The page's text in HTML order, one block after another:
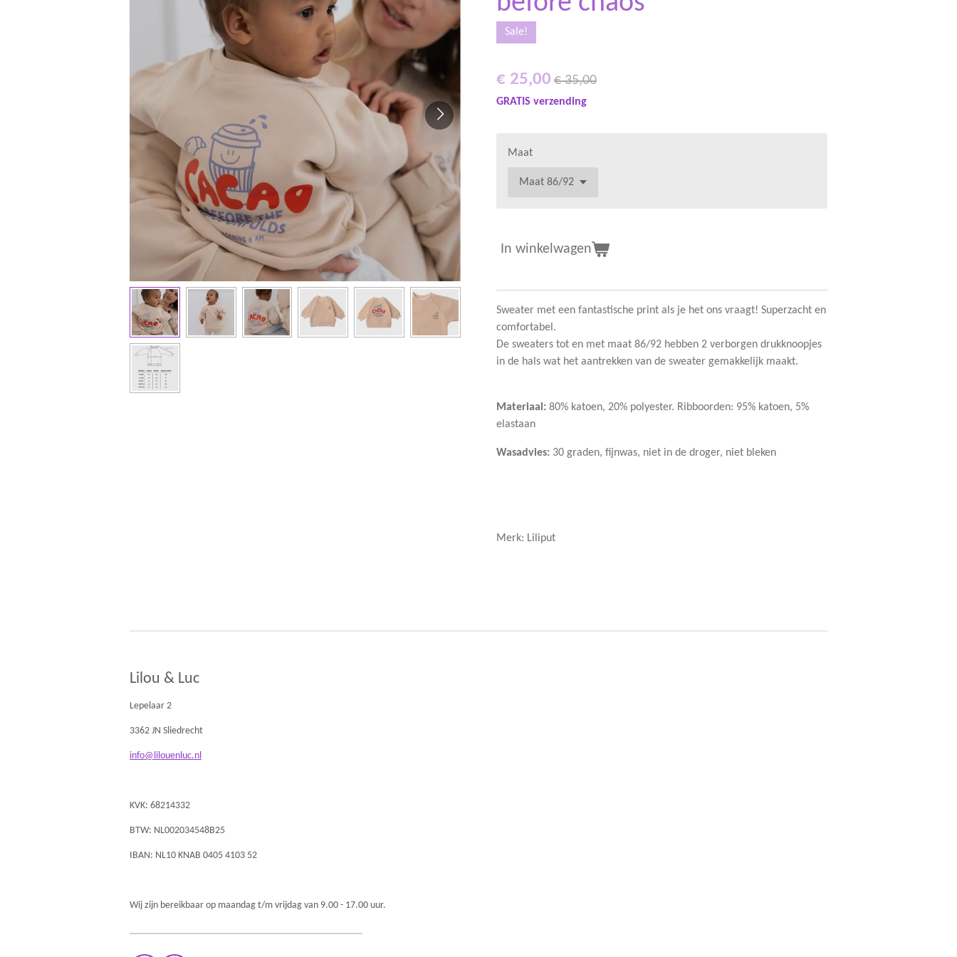
Sale!
€ 25,00 € 35,00
GRATIS verzending
Maat
In winkelwagen
Sweater met een fantastische print als je het ons vraagt! Superzacht en
comfortabel.
De sweaters tot en met maat 86/92 hebben 2 verborgen drukknoopjes
in de hals wat het aantrekken van de sweater gemakkelijk maakt.
Materiaal: 80% katoen, 20% polyester. Ribboorden: 95% katoen, 5%
elastaan
Wasadvies: 30 graden, fijnwas, niet in de droger, niet bleken
Merk: Liliput
Lilou & Luc
Lepelaar 2
3362 JN Sliedrecht
info@lilouenluc.nl
KVK: 68214332
BTW: NL002034548B25
IBAN: NL10 KNAB 0405 4103 52
Wij zijn bereikbaar op maandag t/m vrijdag van 9.00 - 17.00 uur.